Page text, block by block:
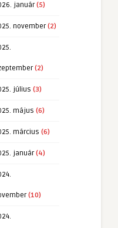
január(5)
november(2)
(2)
július (3)
május (6)
március (6)
január(4)
(10)